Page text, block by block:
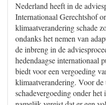
Nederland heeft in de
Internationaal Gerechtshof
klimaatverandering schade
ondanks het nemen van
de inbreng in de
hedendaagse internationaal
biedt voor een vergoeding
klimaatverandering. Voor de
schadevergoeding onder